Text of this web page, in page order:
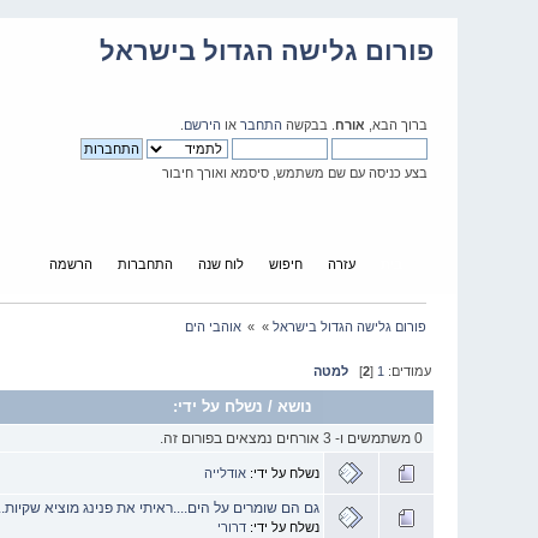
פורום גלישה הגדול בישראל
ברוך הבא, אורח . בבקשה התחבר או הירשם
בצע כניסה עם שם משתמש, סיסמא ואורך חיבור
עזרה חיפוש לוח שנה התחברות הרשמה
פורום גלישה הגדול בישראל »
» אוהבי הים
עמודים: 1
[
2
]למטה
נושא / נשלח על ידי:
0 משתמשים ו- 3 אורחים נמצאים בפורום זה.
נשלח על ידי:אודלייה
גם הם שומרים על הים....ראיתי את פנינג מוציא
נשלח על ידי:דרורי